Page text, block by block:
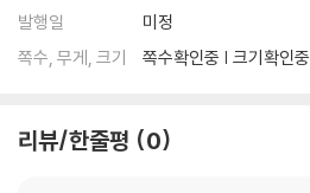
발행일
미정
쪽수, 무게, 크기
쪽수확인중 | 크기확인중
리뷰/한줄평 0